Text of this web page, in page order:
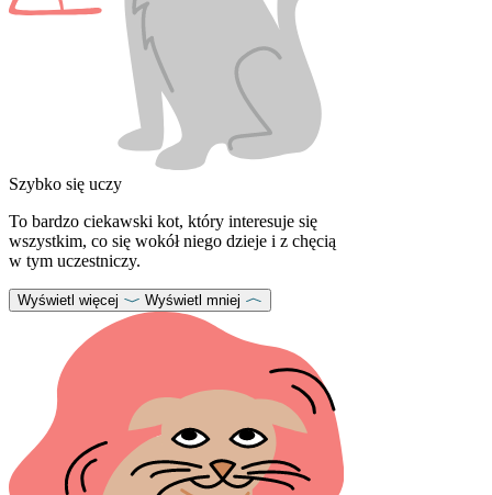
Szybko się uczy
To bardzo ciekawski kot, który interesuje się
wszystkim, co się wokół niego dzieje i z chęcią
w tym uczestniczy.
Wyświetl więcej Wyświetl mniej